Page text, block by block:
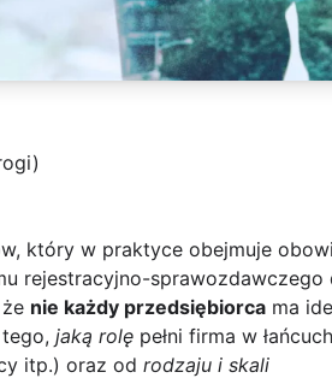
który w praktyce obejmuje
rejestracyjno-sprawozdawczego
nie każdy przedsiębiorca ma
jaką rolę pełni firma w
itp.) oraz od rodzaju i skali